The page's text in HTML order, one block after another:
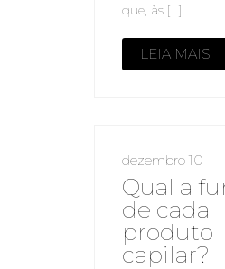
que, às […]
LEIA MAIS
dezembro 10
Qual a
de cada
produto
capilar?